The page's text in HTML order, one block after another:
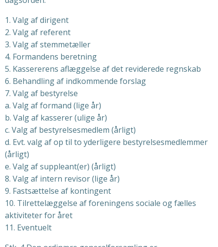
1. Valg af dirigent
2. Valg af referent
3. Valg af stemmetæller
4. Formandens beretning
5. Kassererens aflæggelse af det reviderede regnskab
6. Behandling af indkommende forslag
7. Valg af bestyrelse
a. Valg af formand (lige år)
b. Valg af kasserer (ulige år)
c. Valg af bestyrelsesmedlem (årligt)
d. Evt. valg af op til to yderligere bestyrelsesmedlemmer
(årligt)
e. Valg af suppleant(er) (årligt)
8. Valg af intern revisor (lige år)
9. Fastsættelse af kontingent
10. Tilrettelæggelse af foreningens sociale og fælles
aktiviteter for året
11. Eventuelt